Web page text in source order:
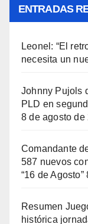
ENTRADAS
Leonel: “El
necesita un
Johnny Pujols
PLD en
8 de agosto de
Comandante
587 nuevos
“16 de Agosto”
Resumen
histórica